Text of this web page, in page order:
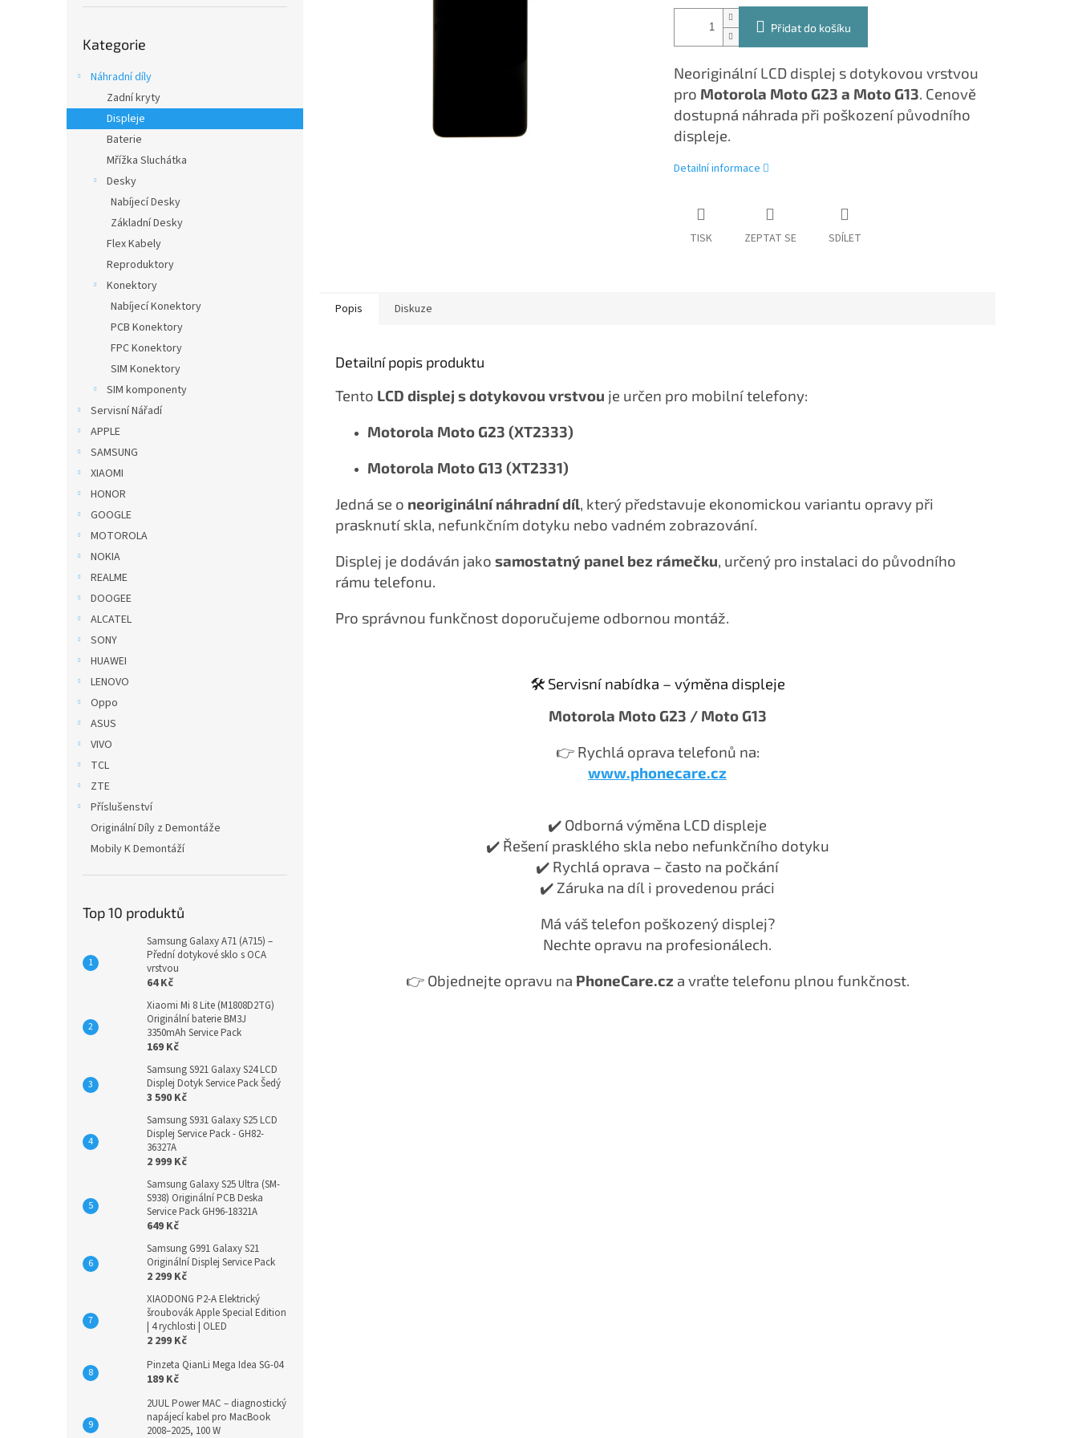
kategorie
Kategorie
Náhradní díly
Zadní kryty
Displeje
Baterie
Mřížka Sluchátka
Desky
Nabíjecí Desky
Základní Desky
Flex Kabely
Reproduktory
Konektory
Nabíjecí Konektory
PCB Konektory
FPC Konektory
SIM Konektory
SIM komponenty
Servisní Nářadí
APPLE
SAMSUNG
XIAOMI
HONOR
GOOGLE
MOTOROLA
NOKIA
REALME
DOOGEE
ALCATEL
SONY
HUAWEI
LENOVO
Oppo
ASUS
VIVO
TCL
ZTE
Příslušenství
Originální Díly z Demontáže
Mobily K Demontáží
Top 10 produktů
Samsung Galaxy A71 (A715) –
Přední dotykové sklo s OCA
vrstvou
64 Kč
Xiaomi Mi 8 Lite (M1808D2TG)
Originální baterie BM3J
3350mAh Service Pack
169 Kč
Samsung S921 Galaxy S24 LCD
Displej Dotyk Service Pack Šedý
3 590 Kč
Samsung S931 Galaxy S25 LCD
Displej Service Pack - GH82-
36327A
2 999 Kč
Samsung Galaxy S25 Ultra (SM-
S938) Originální PCB Deska
Service Pack GH96-18321A
649 Kč
Samsung G991 Galaxy S21
Originální Displej Service Pack
2 299 Kč
XIAODONG P2-A Elektrický
šroubovák Apple Special Edition
| 4 rychlosti | OLED
2 299 Kč
Pinzeta QianLi Mega Idea SG-04
189 Kč
2UUL Power MAC – diagnostický
napájecí kabel pro MacBook
2008–2025, 100 W
Přidat do košíku
Neoriginální LCD displej s dotykovou vrstvou
pro Motorola Moto G23 a Moto G13. Cenově
dostupná náhrada při poškození původního
displeje.
Detailní informace
TISK ZEPTAT SE SDÍLET
Popis Diskuze
Detailní popis produktu
Tento LCD displej s dotykovou vrstvou je určen pro mobilní telefony:
Motorola Moto G23 (XT2333)
Motorola Moto G13 (XT2331)
Jedná se o neoriginální náhradní díl, který představuje ekonomickou variantu opravy při
prasknutí skla, nefunkčním dotyku nebo vadném zobrazování.
Displej je dodáván jako samostatný panel bez rámečku, určený pro instalaci do původního
rámu telefonu.
Pro správnou funkčnost doporučujeme odbornou montáž.
🛠️ Servisní nabídka – výměna displeje
Motorola Moto G23 / Moto G13
👉 Rychlá oprava telefonů na:
www.phonecare.cz
✔️ Odborná výměna LCD displeje
✔️ Řešení prasklého skla nebo nefunkčního dotyku
✔️ Rychlá oprava – často na počkání
✔️ Záruka na díl i provedenou práci
Má váš telefon poškozený displej?
Nechte opravu na profesionálech.
👉 Objednejte opravu na PhoneCare.cz a vraťte telefonu plnou funkčnost.